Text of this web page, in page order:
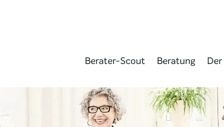
Berater-Scout Beratung